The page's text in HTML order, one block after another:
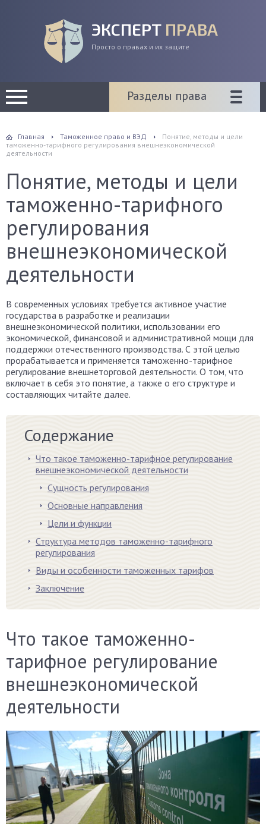
ЭКСПЕРТ ПРАВА
Просто о правах и их защите
Разделы права
Главная Таможенное право и ВЭД
Понятие, методы и цели
таможенно-тарифного регулирования внешнеэкономической
деятельности
Понятие, методы и цели
таможенно-тарифного
регулирования
внешнеэкономической
деятельности
В современных условиях требуется активное участие
государства в разработке и реализации
внешнеэкономической политики, использовании его
экономической, финансовой и административной мощи для
поддержки отечественного производства. С этой целью
прорабатывается и применяется таможенно-тарифное
регулирование внешнеторговой деятельности. О том, что
включает в себя это понятие, а также о его структуре и
составляющих читайте далее.
Содержание
Что такое таможенно-тарифное регулирование
внешнеэкономической деятельности
Сущность регулирования
Основные направления
Цели и функции
Структура методов таможенно-тарифного
регулирования
Виды и особенности таможенных тарифов
Заключение
Что такое таможенно-
тарифное регулирование
внешнеэкономической
деятельности